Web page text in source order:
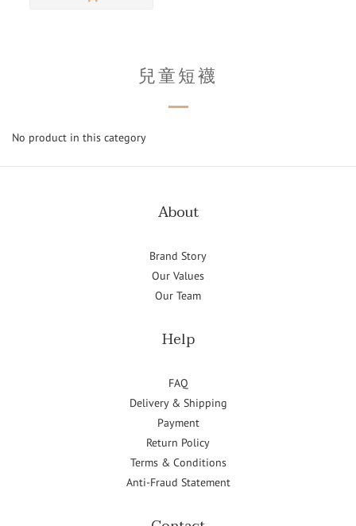
兒童短襪
No product in this category
About
Brand Story
Our Values
Our Team
Help
FAQ
Delivery & Shipping
Payment
Return Policy
Terms & Conditions
Anti-Fraud Statement